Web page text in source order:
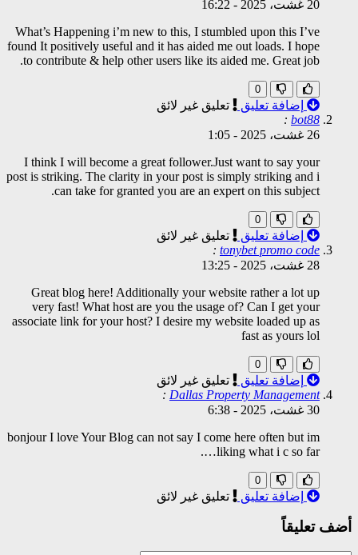
20 غشت، 2025
-
16:22
What’s Happening i’m new to this, I stumbled upon this I’ve
found It positively useful and it has aided me out loads. I hope
to contribute & help other users like its aided me. Great job.
0
إضافة تعليق
تعليق غير لائق
bot88
:
26 غشت، 2025
-
1:05
I think I will become a great follower.Just want to say your
post is striking. The clarity in your post is simply striking and i
can take for granted you are an expert on this subject.
0
إضافة تعليق
تعليق غير لائق
tonybet promo code
:
28 غشت، 2025
-
13:25
Great blog here! Additionally your website rather a lot up
very fast! What host are you the usage of? Can I get your
associate link for your host? I desire my website loaded up as
fast as yours lol
0
إضافة تعليق
تعليق غير لائق
Dallas Property Management
:
30 غشت، 2025
-
6:38
bonjour I love Your Blog can not say I come here often but im
liking what i c so far….
0
إضافة تعليق تعليق غير لائق
أضف تعليقاً